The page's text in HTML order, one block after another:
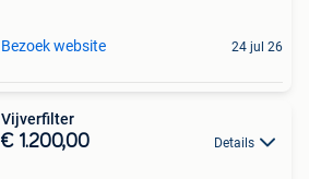
Bezoek website 24 jul 26
Vijverfilter
€ 1.200,00 Details